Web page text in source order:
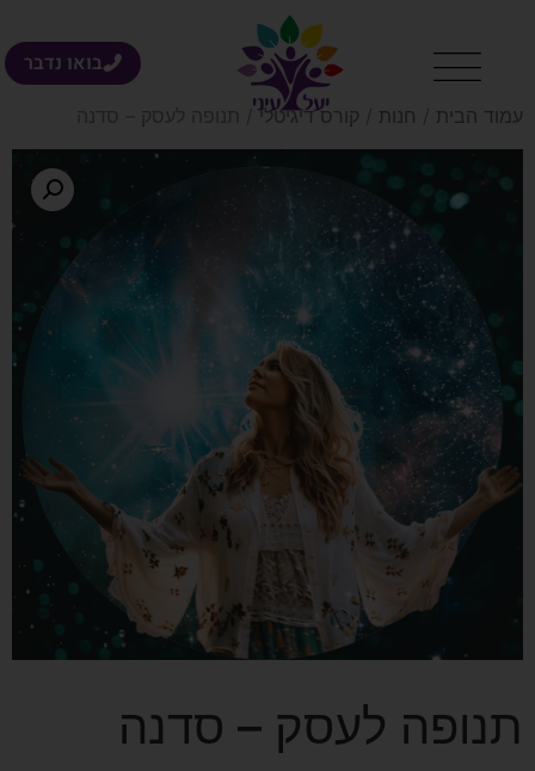
בואו נדבר
עמוד הבית חנות קורס דיגיטלי/ תנופה לעסק – סדנה
תנופה לעסק – סדנה